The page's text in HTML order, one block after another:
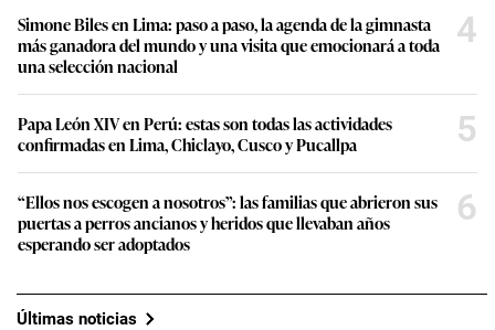
Simone Biles en Lima: paso a paso, la agenda de la gimnasta
más ganadora del mundo y una visita que emocionará a toda
una selección nacional
4
Papa León XIV en Perú: estas son todas las actividades
confirmadas en Lima, Chiclayo, Cusco y Pucallpa
5
“Ellos nos escogen a nosotros”: las familias que abrieron sus
puertas a perros ancianos y heridos que llevaban años
esperando ser adoptados
6
Últimas noticias